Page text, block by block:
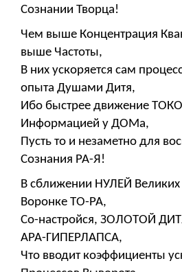
Сознании Творца!
Чем выше Концентрация
выше Частоты,
В них ускоряется сам
опыта Душами Дитя,
Ибо быстрее движение
Информацией у ДОМа,
Пусть то и незаметно для
Сознания РА-Я!
В сближении НУЛЕЙ
Воронке ТО-РА,
Со-настройся, ЗОЛОТОЙ
АРА-ГИПЕРЛАПСА,
Что вводит коэффициенты